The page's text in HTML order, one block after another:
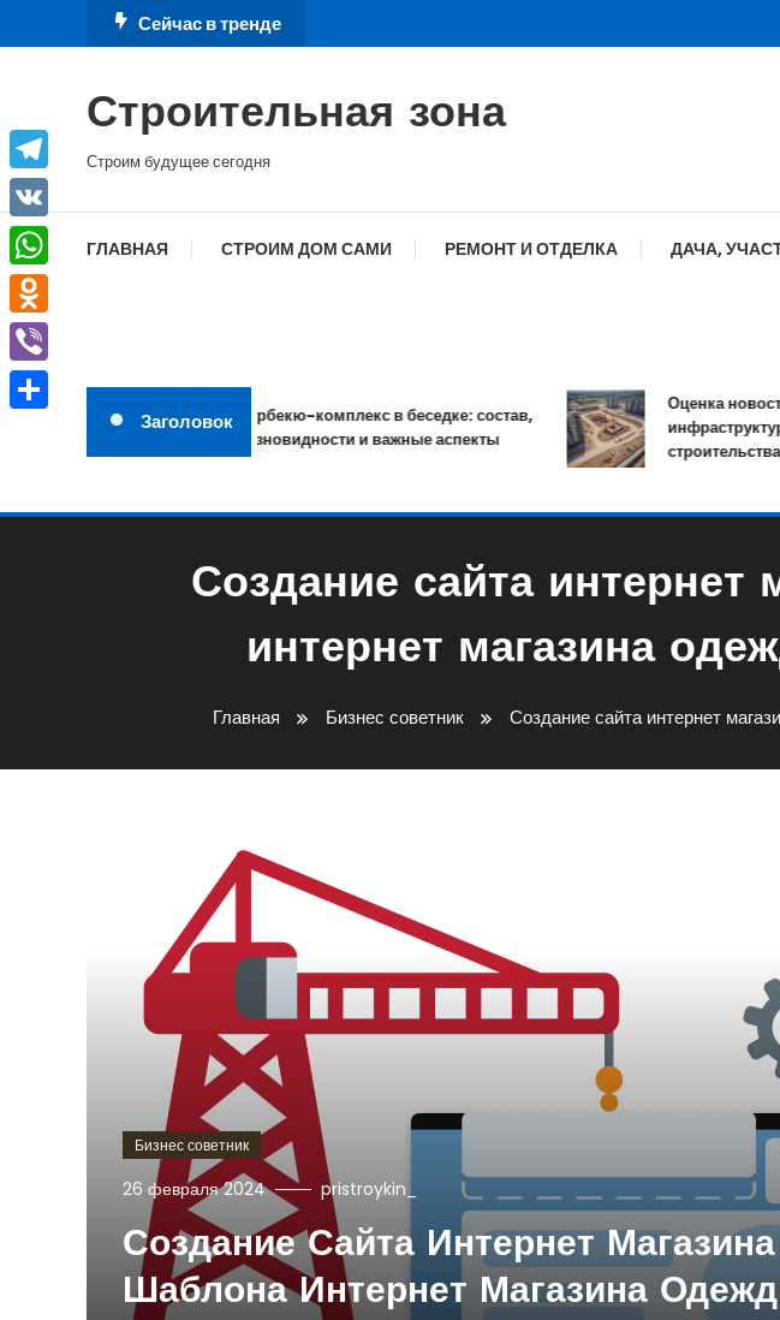
к
Сейчас в тренде
Строительная зона
Строим будущее сегодня
ГЛАВНАЯ СТРОИМ ДОМ САМИ РЕМОНТ И ОТДЕЛКА ДАЧА,
ЗаголовокБарбекю-комплекс в беседке: состав,
разновидности и важные аспекты
Оценка
инфраструктура,
строительства
Создание сайта
интернет магазина
Главная Бизнес советник Создание сайта интернет
Бизнес советник
26 февраля 2024 pristroykin_
Создание Сайта Интернет
Шаблона Интернет Магазина
Telegram
VK
WhatsApp
Odnoklassniki
Viber